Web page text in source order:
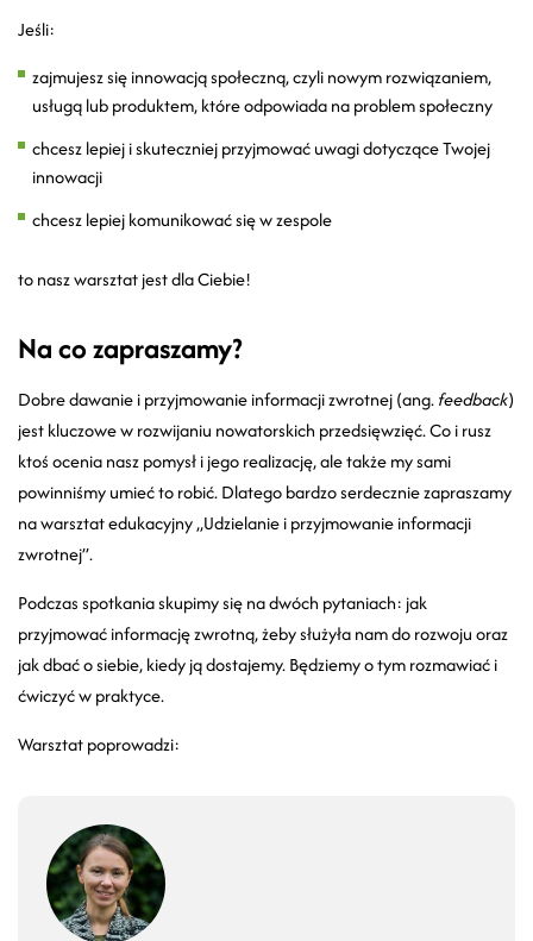
Jeśli:
zajmujesz się innowacją społeczną, czyli nowym rozwiązaniem,
usługą lub produktem, które odpowiada na problem społeczny
chcesz lepiej i skuteczniej przyjmować uwagi dotyczące Twojej
innowacji
chcesz lepiej komunikować się w zespole
to nasz warsztat jest dla Ciebie!
Na co zapraszamy?
Dobre dawanie i przyjmowanie informacji zwrotnej (ang.feedback)
jest kluczowe w rozwijaniu nowatorskich przedsięwzięć. Co i rusz
ktoś ocenia nasz pomysł i jego realizację, ale także my sami
powinniśmy umieć to robić. Dlatego bardzo serdecznie zapraszamy
na warsztat edukacyjny „Udzielanie i przyjmowanie informacji
zwrotnej”.
Podczas spotkania skupimy się na dwóch pytaniach: jak
przyjmować informację zwrotną, żeby służyła nam do rozwoju oraz
jak dbać o siebie, kiedy ją dostajemy. Będziemy o tym rozmawiać i
ćwiczyć w praktyce.
Warsztat poprowadzi: